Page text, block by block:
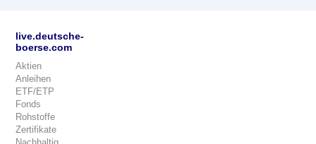
live.deutsche-
boerse.com
Aktien
Anleihen
ETF/ETP
Fonds
Rohstoffe
Zertifikate